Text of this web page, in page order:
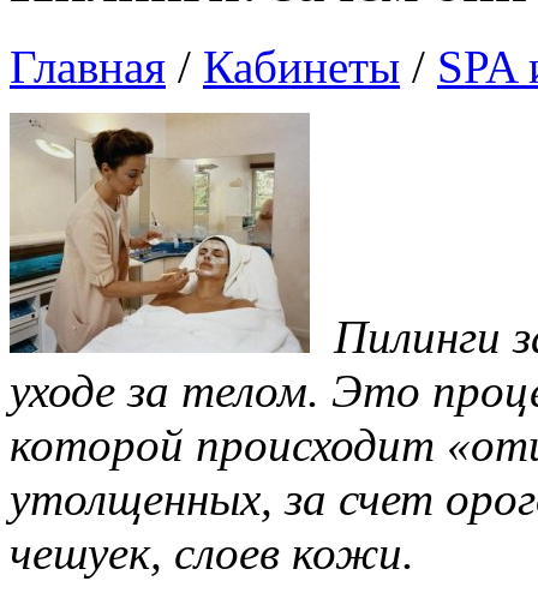
Главная / Кабинеты / SPA
Пилинги
уходе за телом. Это
которой происходит
утолщенных, за счет
чешуек, слоев кожи.